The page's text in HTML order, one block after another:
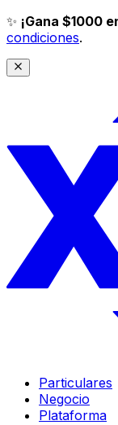
✨ ¡Gana $1000
condiciones.
Particulares
Negocio
Plataforma